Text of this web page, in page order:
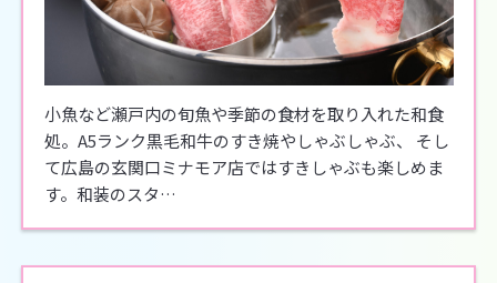
小魚など瀬戸内の旬魚や季節の食材を取り入れた和食
処。A5ランク黒毛和牛のすき焼やしゃぶしゃぶ、 そし
て広島の玄関口ミナモア店ではすきしゃぶも楽しめま
す。和装のスタ…